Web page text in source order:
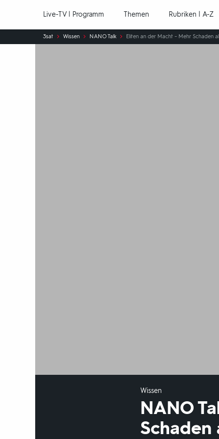
Live-TV | Programm Themen Rubriken | A-Z
Sie
sind
3sat Wissen NANO Talk Eliten an der Macht – Mehr Schaden
Wissen
NANO
Schaden